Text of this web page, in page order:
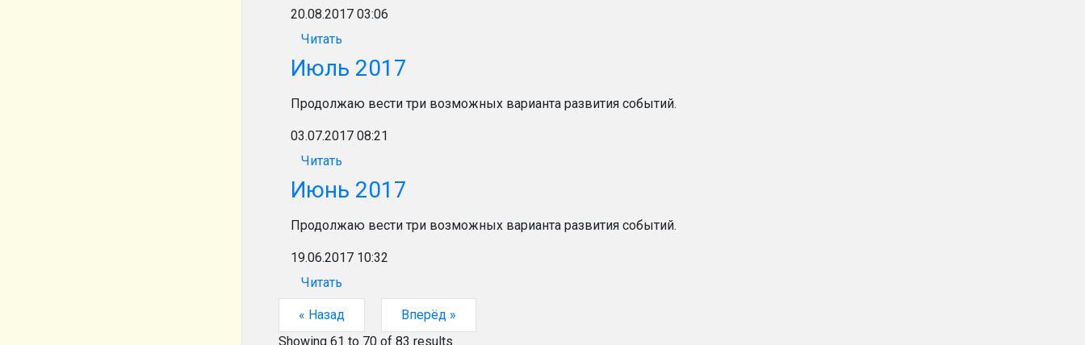
20.08.2017 03:06
Читать
Июль 2017
Продолжаю вести три возможных варианта развития событий.
03.07.2017 08:21
Читать
Июнь 2017
Продолжаю вести три возможных варианта развития событий.
19.06.2017 10:32
Читать
« Назад
Вперёд »
Showing 61 to 70 of 83 results